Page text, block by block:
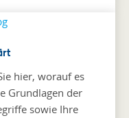
hier, worauf es
Grundlagen der
sowie Ihre